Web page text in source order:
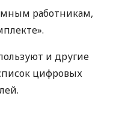
работникам,
и другие
цифровых